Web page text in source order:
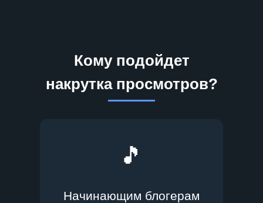
Кому подойдет
накрутка просмотров?
🎵
Начинающим блогерам